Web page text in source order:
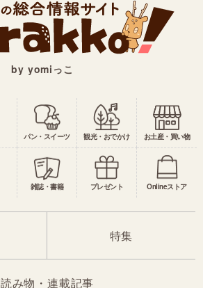
by yomiっこ
パン・スイーツ 観光・おでかけ お土産・買い物
雑誌・書籍 プレゼント Onlineストア
特集
読み物・連載記事